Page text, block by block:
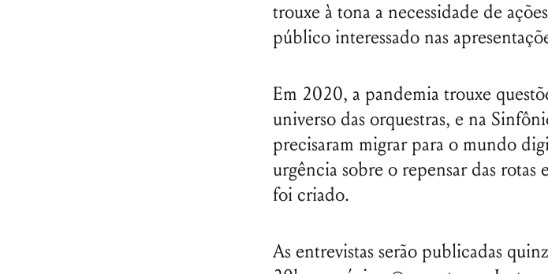
trouxe à tona a necessidade de
público interessado nas
Em 2020, a pandemia trouxe
universo das orquestras, e na
precisaram migrar para o mundo
urgência sobre o repensar das rotas
foi criado.
As entrevistas serão publicadas